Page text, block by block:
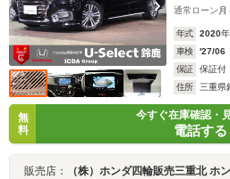
通常ローン 月
年式 2020年
車検
'27/06
保証
保証付
住所
三重県
無
料
今すぐ在庫確認・
電話する
販売店： （株）ホンダ四輪販売三重北 ホンダカー